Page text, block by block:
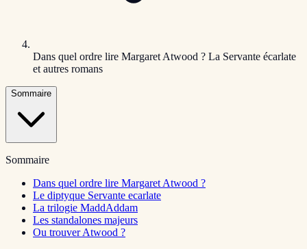
Dans quel ordre lire Margaret Atwood ? La Servante écarlate
et autres romans
Sommaire
Sommaire
Dans quel ordre lire Margaret Atwood ?
Le diptyque Servante ecarlate
La trilogie MaddAddam
Les standalones majeurs
Ou trouver Atwood ?